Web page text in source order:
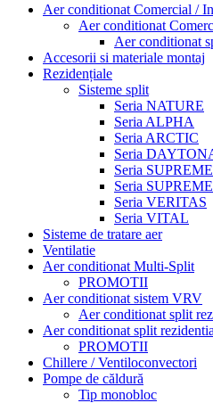
Aer conditionat Comercial /
Aer conditionat
Aer conditionat
Accesorii si materiale montaj
Rezidențiale
Sisteme split
Seria NATURE
Seria ALPHA
Seria ARCTIC
Seria
Seria SUPREME
Seria
Seria VERITAS
Seria VITAL
Sisteme de tratare aer
Ventilatie
Aer conditionat Multi-Split
PROMOTII
Aer conditionat sistem VRV
Aer conditionat split
Aer conditionat split
PROMOTII
Chillere / Ventiloconvectori
Pompe de căldură
Tip monobloc